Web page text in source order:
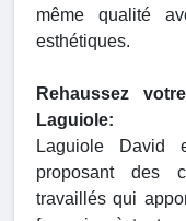
même qualité
esthétiques.
Rehaussez
Laguiole:
Laguiole David
proposant des
travaillés qui